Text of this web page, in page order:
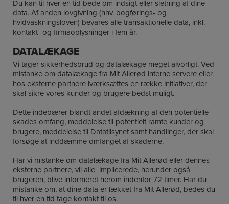
Du kan til hver en tid bede om indsigt eller sletning af dine
data. Af anden lovgivning (hhv. bogførings- og
hvidvaskningsloven) bevares alle transaktionelle data, inkl.
kontakt- og firmaoplysninger i fem år.
DATALÆKAGE
Vi tager sikkerhedsbrud og datalækage meget alvorligt. Ved
mistanke om datalækage fra Mit Allerød interne servere eller
hos eksterne partnere iværksættes en række initiativer, der
skal sikre vores kunder og brugere bedst muligt.
Dette indebærer blandt andet afdækning af den potentielle
skades omfang, meddelelse til potentielt ramte kunder og
brugere, meddelelse til Datatilsynet samt handlinger, der skal
forsøge at inddæmme omfanget af skaderne.
Har vi mistanke om datalækage fra Mit Allerød eller dennes
eksterne partnere, vil alle implicerede, herunder også
brugeren, blive informeret herom indenfor 72 timer. Har du
mistanke om, at dine data er lækket fra Mit Allerød, bedes du
til hver en tid tage kontakt til os.